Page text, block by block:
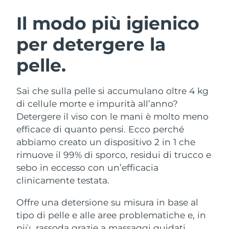
Il modo più igienico
per detergere la
pelle.
Sai che sulla pelle si accumulano oltre 4 kg
di cellule morte e impurità all’anno?
Detergere il viso con le mani è molto meno
efficace di quanto pensi. Ecco perché
abbiamo creato un dispositivo 2 in 1 che
rimuove il 99% di sporco, residui di trucco e
sebo in eccesso con un’efficacia
clinicamente testata.
Offre una detersione su misura in base al
tipo di pelle e alle aree problematiche e, in
Detersione viso
Anti-aging massage
LUNA™ 4 Plus
Massage, LED heating
LUNA™ 4 Men
Microcurrent toning
BEAR™ 2 go
Microcurrent toning on-the-go
BEAR™ 2 eyes & lips
Idratazione
UFO™ 3 pacchetto
Deep facial hydration
Near-infrared and red light therapy
device
Igiene orale
issa™ 4
Hybrid silicone sonic toothbrush
Smart hybrid silicone sonic toothbrush
TRATTAMENTI ANTI-AGE FAQ™
Anti-age Trattamenti LED
Austria Consegna stimata
Bahrein Consegna stimata
Belgio
Bermuda Consegna stimata 8/16/26
Bosnia ed
Erzegovina
Consegna stimata8/13/26
Brunei Consegna stimata 8/15/26
Bulgaria Consegna stimata
Cile Consegna stimata 8/14/26